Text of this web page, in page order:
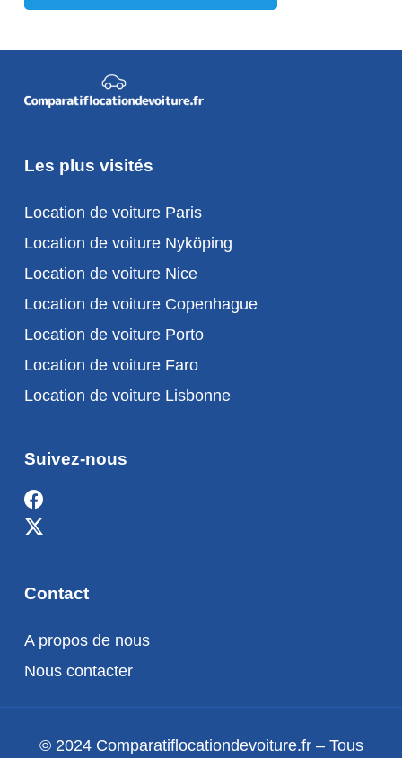
Les plus visités
Location de voiture Paris
Location de voiture Nyköping
Location de voiture Nice
Location de voiture Copenhague
Location de voiture Porto
Location de voiture Faro
Location de voiture Lisbonne
Suivez-nous
Contact
A propos de nous
Nous contacter
© 2024 Comparatiflocationdevoiture.fr – Tous